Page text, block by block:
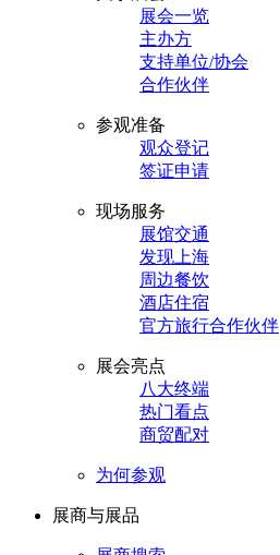
展会一览
主办方
支持单位/协会
合作伙伴
参观准备
观众登记
签证申请
现场服务
展馆交通
发现上海
周边餐饮
酒店住宿
官方旅行合作伙伴
展会亮点
八大终端
热门看点
商贸配对
为何参观
展商与展品